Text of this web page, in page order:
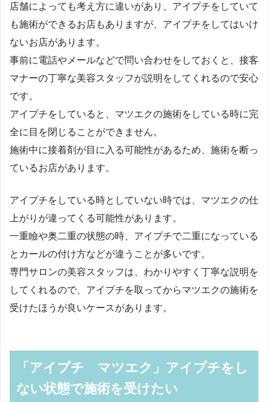
店舗によっても考え方に違いがあり、アイプチをしていて
も施術ができるお店もありますが、アイプチをしてはいけ
ないお店があります。
事前に電話やメールなどで問い合わせをしておくと、接客
マナーの丁寧な美容スタッフが説明をしてくれるので安心
です。
アイプチをしていると、マツエクの施術をしている時に完
全に目を閉じることができません。
施術中に接着剤が目に入る可能性があるため、施術を断っ
ているお店があります。
アイプチをしている時としていない時では、マツエクの仕
上がりが違ってくる可能性があります。
一重瞼や奥二重の状態の時、アイプチで二重になっている
とカールの付け方などが違うことが多いです。
専門サロンの美容スタッフは、わかりやすく丁寧な説明を
してくれるので、アイプチを取ってからマツエクの施術を
受けたほうが良いケースがあります。
「アイプチ マツエク」アイプチをし
ない状態で施術を受けたい